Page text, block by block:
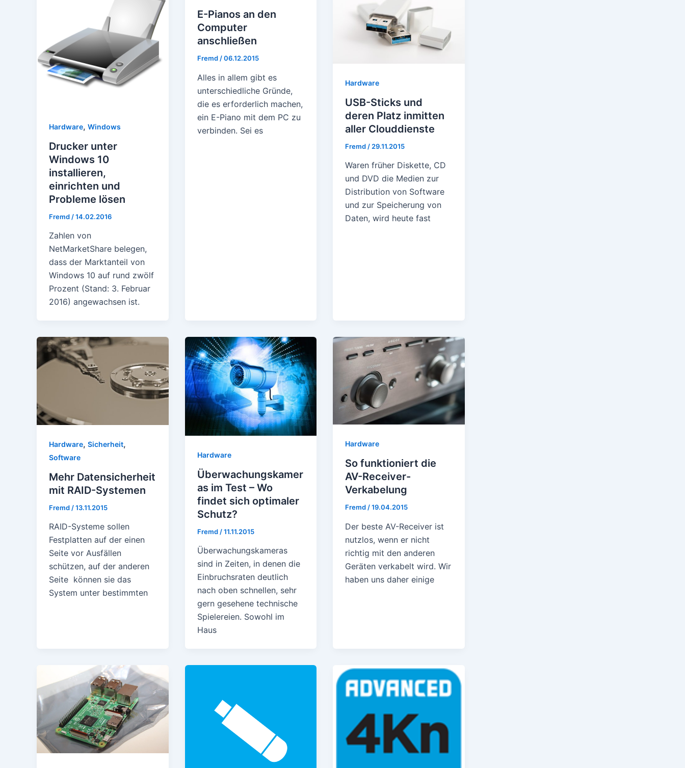
Hardware, Windows
Drucker unter
Windows 10
installieren,
einrichten und
Probleme lösen
Fremd /14.02.2016
Zahlen von
NetMarketShare belegen,
dass der Marktanteil von
Windows 10 auf rund zwölf
Prozent (Stand: 3. Februar
2016) angewachsen ist.
E-Pianos an den
Computer
anschließen
Fremd /06.12.2015
Alles in allem gibt es
unterschiedliche Gründe,
die es erforderlich machen,
ein E-Piano mit dem PC zu
verbinden. Sei es
Hardware
USB-Sticks und
deren Platz inmitten
aller Clouddienste
Fremd / 29.11.2015
Waren früher Diskette, CD
und DVD die Medien zur
Distribution von Software
und zur Speicherung von
Daten, wird heute fast
Hardware, Sicherheit,
Software
Mehr Datensicherheit
mit RAID-Systemen
Fremd /13.11.2015
RAID-Systeme sollen
Festplatten auf der einen
Seite vor Ausfällen
schützen, auf der anderen
Seite können sie das
System unter bestimmten
Hardware
Überwachungskamer
as im Test – Wo
findet sich optimaler
Schutz?
Fremd /11.11.2015
Überwachungskameras
sind in Zeiten, in denen die
Einbruchsraten deutlich
nach oben schnellen, sehr
gern gesehene technische
Spielereien. Sowohl im
Haus
Hardware
So funktioniert die
AV-Receiver-
Verkabelung
Fremd /19.04.2015
Der beste AV-Receiver ist
nutzlos, wenn er nicht
richtig mit den anderen
Geräten verkabelt wird. Wir
haben uns daher einige